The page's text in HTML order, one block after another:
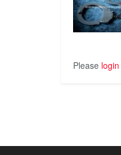
Please login